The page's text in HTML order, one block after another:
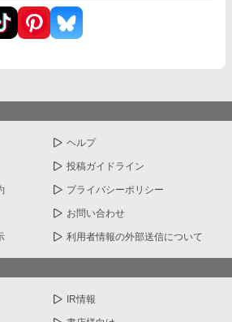
ヘルプ
投稿ガイドライン
プライバシーポリシー
お問い合わせ
利用者情報の外部送信について
IR情報